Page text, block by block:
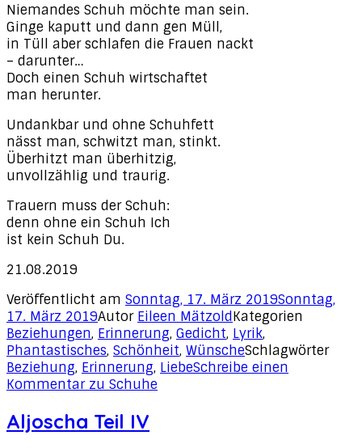
Niemandes Schuh möchte man sein.
Ginge kaputt und dann gen Müll,
in Tüll aber schlafen die Frauen nackt
– darunter…
Doch einen Schuh wirtschaftet
man herunter.
Undankbar und ohne Schuhfett
nässt man, schwitzt man, stinkt.
Überhitzt man überhitzig,
unvollzählig und traurig.
Trauern muss der Schuh:
denn ohne ein Schuh Ich
ist kein Schuh Du.
21.08.2019
Veröffentlicht am Sonntag, 17. März 2019Sonntag,
17. März 2019Autor Eileen MätzoldKategorien
Beziehungen, Erinnerung, Gedicht, Lyrik,
Phantastisches, Schönheit, WünscheSchlagwörter
Beziehung, Erinnerung, LiebeSchreibe einen
Kommentarzu Schuhe
Aljoscha Teil IV